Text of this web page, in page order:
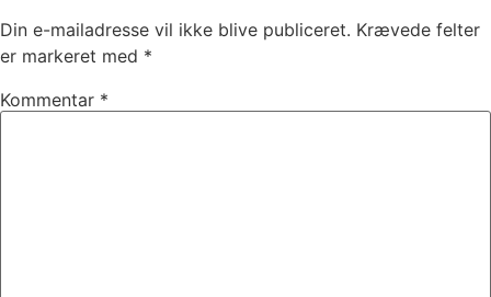
Din e-mailadresse vil ikke blive publiceret. Krævede felter
er markeret med *
Kommentar *